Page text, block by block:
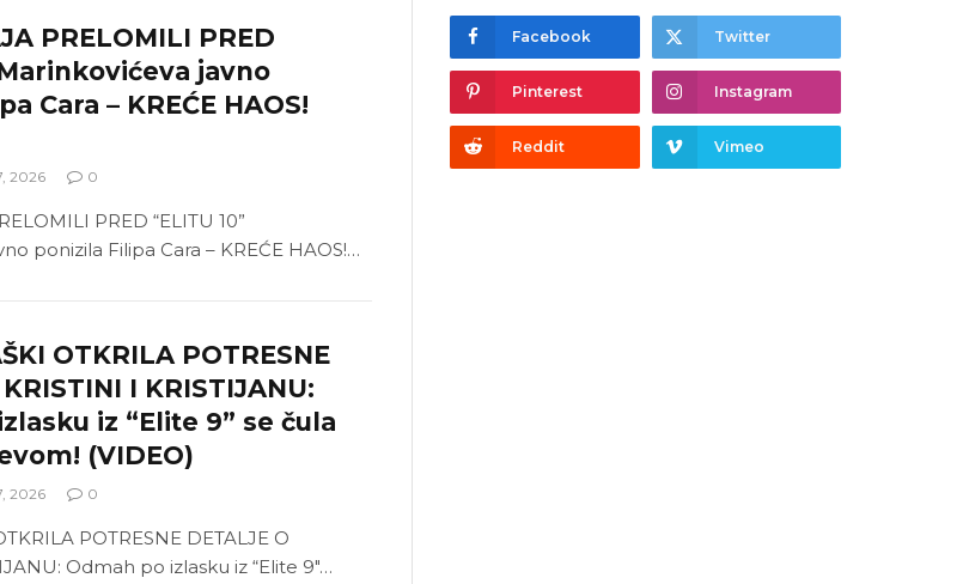
PRELOMILI PRED
Marinkovićeva javno
Cara – KREĆE HAOS!
2026 0
PRED “ELITU 10”
ponizila Filipa Cara – KREĆE HAOS!…
OTKRILA POTRESNE
I KRISTIJANU:
iz “Elite 9” se čula
(VIDEO)
2026 0
POTRESNE DETALJE O
Odmah po izlasku iz “Elite 9″…
Facebook Twitter
Pinterest Instagram
Reddit Vimeo